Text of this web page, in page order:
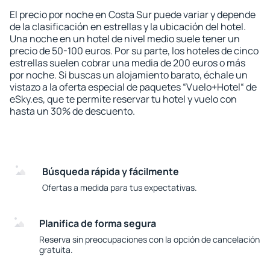
El precio por noche en Costa Sur puede variar y depende
de la clasificación en estrellas y la ubicación del hotel.
Una noche en un hotel de nivel medio suele tener un
precio de 50-100 euros. Por su parte, los hoteles de cinco
estrellas suelen cobrar una media de 200 euros o más
por noche. Si buscas un alojamiento barato, échale un
vistazo a la oferta especial de paquetes “Vuelo+Hotel“ de
eSky.es, que te permite reservar tu hotel y vuelo con
hasta un 30% de descuento.
Búsqueda rápida y fácilmente
Ofertas a medida para tus expectativas.
Planifica de forma segura
Reserva sin preocupaciones con la opción de cancelación
gratuita.